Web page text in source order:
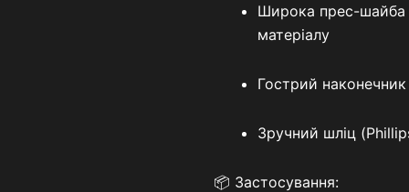
Широка прес-шайба
матеріалу
Гострий
Зручний шліц
📦 Застосування: